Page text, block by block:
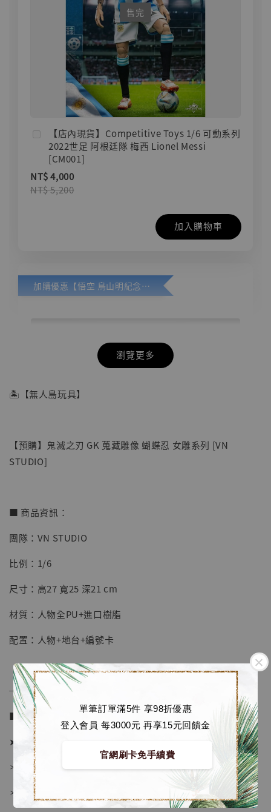
單筆訂單滿5件 享98折優惠
登入會員 每3000元 再享15元回饋金
官網刷卡免手續費
售完
【店內現貨】Competitive Toys 1/6 可動系列
2022世足 阿根廷隊 梅西 Lionel Messi
[CM001]
NT$ 4,000
NT$ 5,200
加入購物車
加購優惠【悟空 鳥山明紀念款 [奇蹟工作室]】
【店內現貨】七龍珠 系列蒐藏雕像 悟空 鳥山
明紀念款 [奇蹟工作室]
NT$ 5,580
瀏覽更多
🏝【無人島玩具】
【預購】鬼滅之刃 GK 蒐藏雕像 蝴蝶忍 女雕系列 [VN
STUDIO]
■ 商品資訊：
團隊：VN STUDIO
比例：1/6
尺寸：高27 寬25 深21 cm
材質：人物全PU+進口樹脂
配置：人物+地台+編號卡
──────────────
■ 販售資訊 (NT$)：
➤ 價格 6080元 (訂金2880)
＊ 國際運費另計
＊ 刷卡免手續費